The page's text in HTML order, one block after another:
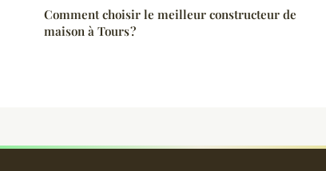
Comment choisir le meilleur constructeur de
maison à Tours ?